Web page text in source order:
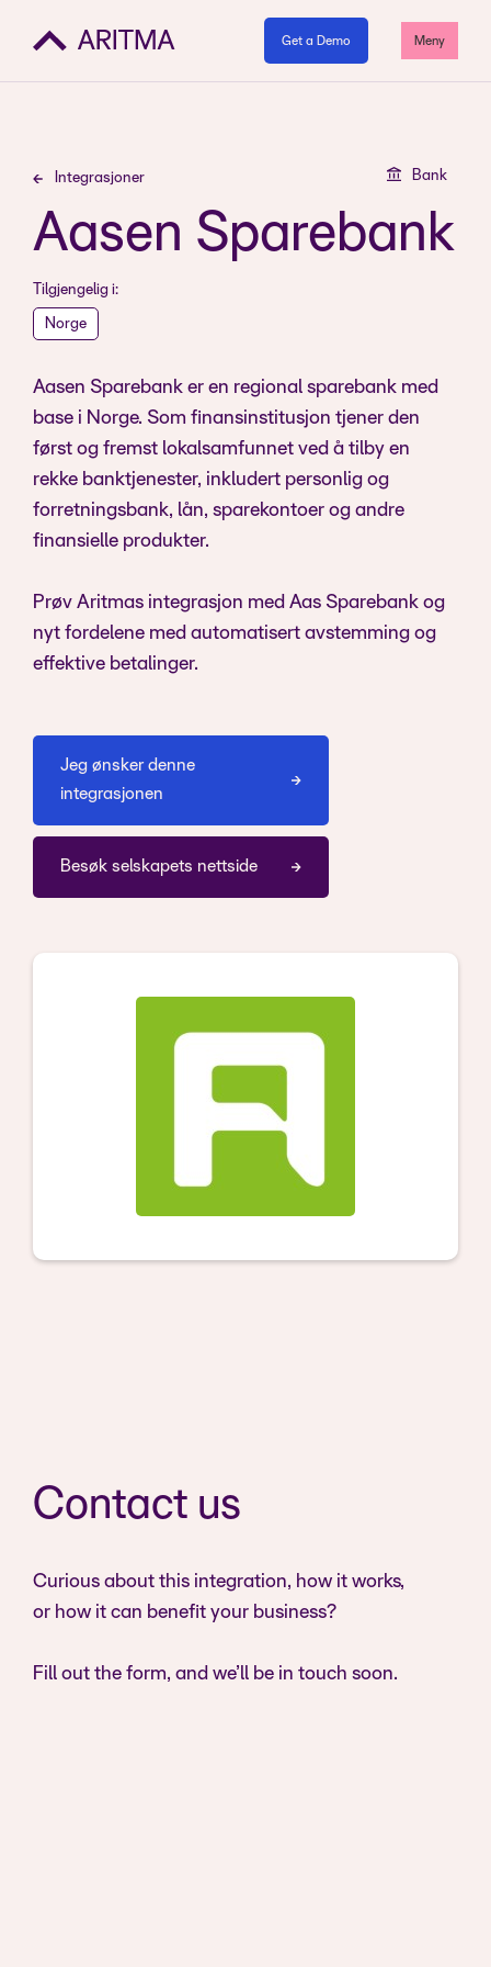
Get a Demo Meny
Integrasjoner Bank
Aasen Sparebank
Tilgjengelig i:
Norge
Aasen Sparebank er en regional sparebank med
base i Norge. Som finansinstitusjon tjener den
først og fremst lokalsamfunnet ved å tilby en
rekke banktjenester, inkludert personlig og
forretningsbank, lån, sparekontoer og andre
finansielle produkter.
Prøv Aritmas integrasjon med Aas Sparebank og
nyt fordelene med automatisert avstemming og
effektive betalinger.
Jeg ønsker denne
integrasjonen
Besøk selskapets nettside
Contact us
Curious about this integration, how it works,
or how it can benefit your business?
Fill out the form, and we’ll be in touch soon.